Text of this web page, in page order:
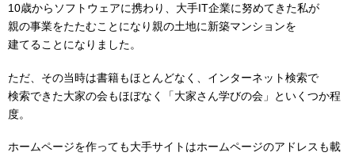
10歳からソフトウェアに携わり、大手IT企業に努めてきた私が
親の事業をたたむことになり親の土地に新築マンションを
建てることになりました。
ただ、その当時は書籍もほとんどなく、インターネット検索で
検索できた大家の会もほぼなく「大家さん学びの会」といくつか程
度。
ホームページを作っても大手サイトはホームページのアドレスも載